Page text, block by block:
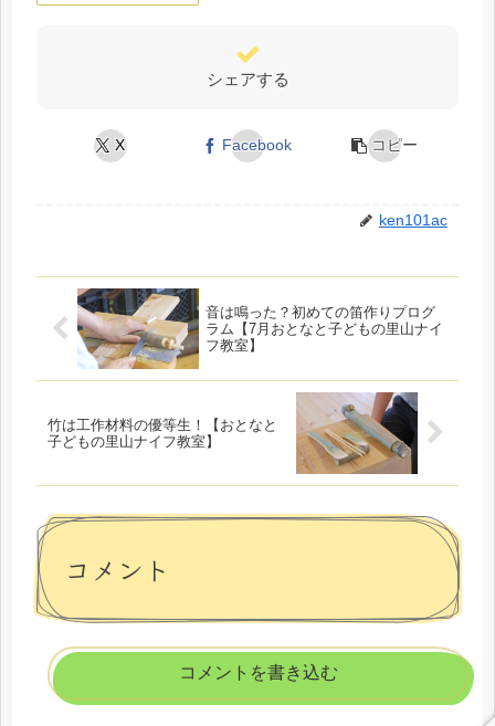
シェアする
X Facebook コピー
ken101ac
音は鳴った？初めての笛作りプログ
ラム【7月おとなと子どもの里山ナイ
フ教室】
竹は工作材料の優等生！【おとなと
子どもの里山ナイフ教室】
コメント
コメントを書き込む